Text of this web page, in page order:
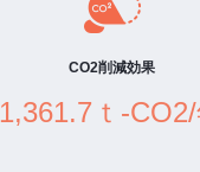
CO2削減効果
1,361.7ｔ-